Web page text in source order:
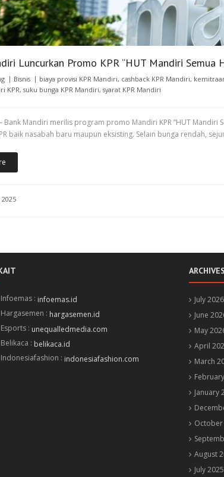
Luncurkan Promo KPR “HUT Mandiri Semua
Bisnis biaya provisi KPR Mandiri, cashback KPR Mandiri,
KPR, suku bunga KPR Mandiri, syarat KPR Mandiri
Bank Mandiri merilis program promo Mandiri KPR “HUT
baik nasabah baru maupun eksisting. Selain bunga rendah,
: infoemas.id
: hargasemen.id
: unequalledmedia.com
: belikaca.id
: indonesiafashion.com
ARCHIVES
July 2026
June
May
April
March
January
October
August
July 2025